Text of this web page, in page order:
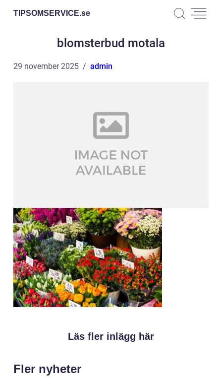
TIPSOMSERVICE.se
blomsterbud motala
29 november 2025 admin
Läs fler inlägg här
Fler nyheter